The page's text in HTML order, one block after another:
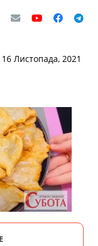
Листопада, 2021